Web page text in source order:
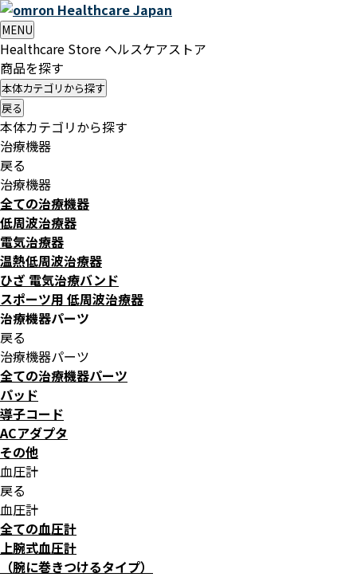
HealthcareJapan
MENU
Healthcare Store ヘルスケアストア
商品を探す
本体カテゴリから探す
戻る
本体カテゴリから探す
治療機器
戻る
治療機器
全ての治療機器
低周波治療器
電気治療器
温熱低周波治療器
ひざ 電気治療バンド
スポーツ用 低周波治療器
治療機器パーツ
戻る
治療機器パーツ
全ての治療機器パーツ
パッド
導子コード
ACアダプタ
その他
血圧計
戻る
血圧計
全ての血圧計
上腕式血圧計
（腕に巻きつけるタイプ）